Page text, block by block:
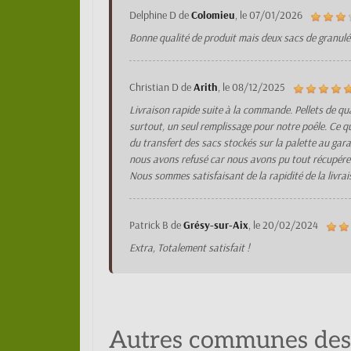
Delphine DdeColomieu , le07/01/2026
Bonne qualité de produit mais deux sacs de
Christian DdeArith , le08/12/2025
Livraison rapide suite à la commande. Pellets de
surtout, un seul remplissage pour notre poêle. Ce
du transfert des sacs stockés sur la palette au
nous avons refusé car nous avons pu tout
Nous sommes satisfaisant de la rapidité de la
Patrick B deGrésy-sur-Aix , le 20/02/2024
Extra, Totalement satisfait !
Autres communes